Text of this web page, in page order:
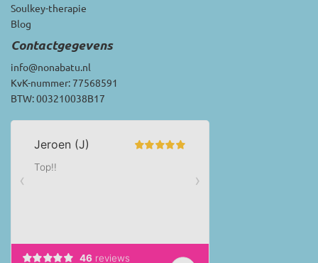
Soulkey-therapie
Blog
Contactgegevens
info@nonabatu.nl
KvK-nummer: 77568591
BTW: 003210038B17